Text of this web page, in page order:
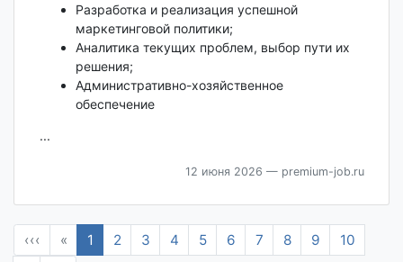
Разработка и реализация успешной
маркетинговой политики;
Аналитика текущих проблем, выбор пути их
решения;
Административно-хозяйственное
обеспечение
...
12 июня 2026 — premium-job.ru
‹‹‹ « 1 2 3 4 5 6 7 8 9
10